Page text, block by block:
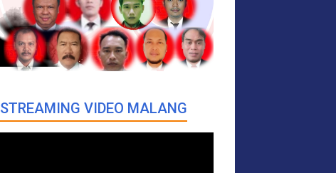
STREAMING VIDEO MALANG